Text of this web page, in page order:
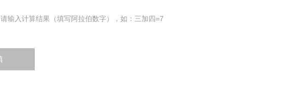
请输入计算结果（填写阿拉伯数字），如：三加四=7